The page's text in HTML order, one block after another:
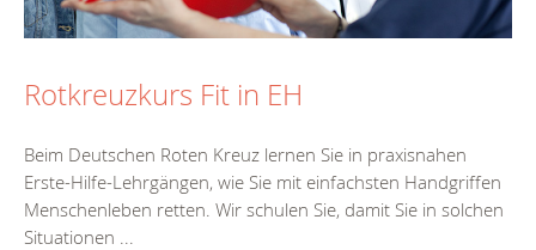
Rotkreuzkurs Fit in EH
Beim Deutschen Roten Kreuz lernen Sie in praxisnahen
Erste-Hilfe-Lehrgängen, wie Sie mit einfachsten Handgriffen
Menschenleben retten. Wir schulen Sie, damit Sie in solchen
Situationen ...